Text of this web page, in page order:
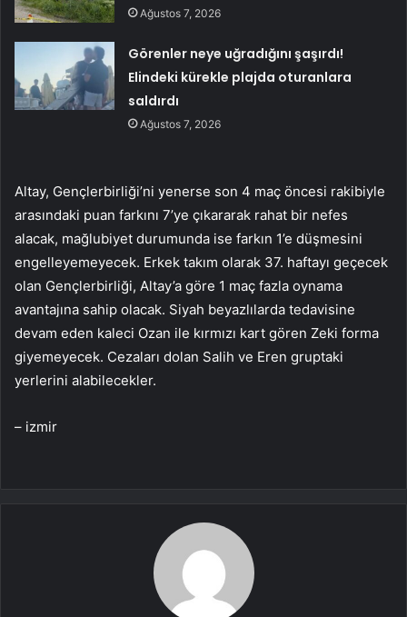
Ağustos 7, 2026
Görenler neye uğradığını şaşırdı!
Elindeki kürekle plajda oturanlara
saldırdı
Ağustos 7, 2026
Altay, Gençlerbirliği’ni yenerse son 4 maç öncesi rakibiyle
arasındaki puan farkını 7’ye çıkararak rahat bir nefes
alacak, mağlubiyet durumunda ise farkın 1’e düşmesini
engelleyemeyecek. Erkek takım olarak 37. haftayı geçecek
olan Gençlerbirliği, Altay’a göre 1 maç fazla oynama
avantajına sahip olacak. Siyah beyazlılarda tedavisine
devam eden kaleci Ozan ile kırmızı kart gören Zeki forma
giyemeyecek. Cezaları dolan Salih ve Eren gruptaki
yerlerini alabilecekler.
– izmir